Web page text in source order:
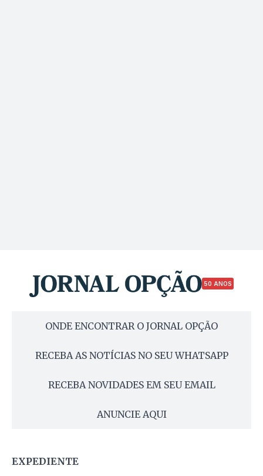
50 ANOS
ONDE ENCONTRAR O JORNAL OPÇÃO
RECEBA AS NOTÍCIAS NO SEU WHATSAPP
RECEBA NOVIDADES EM SEU EMAIL
ANUNCIE AQUI
EXPEDIENTE